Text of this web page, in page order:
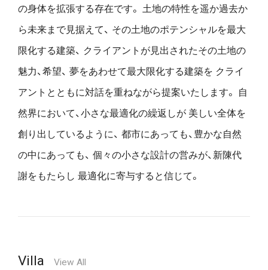
の身体を拡張する存在です。 土地の特性を遥か過去か
ら未来まで見据えて、 その土地のポテンシャルを最大
限化する建築、 クライアントが見出されたその土地の
魅力、希望、 夢をあわせて最大限化する建築を クライ
アントとともに対話を重ねながら提案いたします。
自
然界において、小さな最適化の繰返しが 美しい全体を
創り出しているように、 都市にあっても、豊かな自然
の中にあっても、 個々の小さな設計の営みが、新陳代
謝をもたらし 最適化に寄与すると信じて。
Villa View All